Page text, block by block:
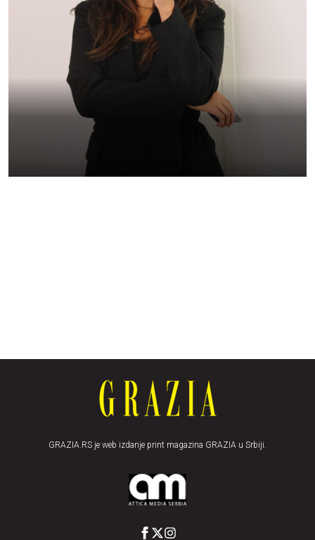
GRAZIA.RS je web izdanje print magazina GRAZIA u Srbiji.